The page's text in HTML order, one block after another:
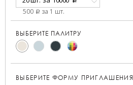
500 a за 1 шт.
ВЫБЕРИТЕ ПАЛИТРУ
ВЫБЕРИТЕ ФОРМУ ПРИГЛАШЕНИЯ